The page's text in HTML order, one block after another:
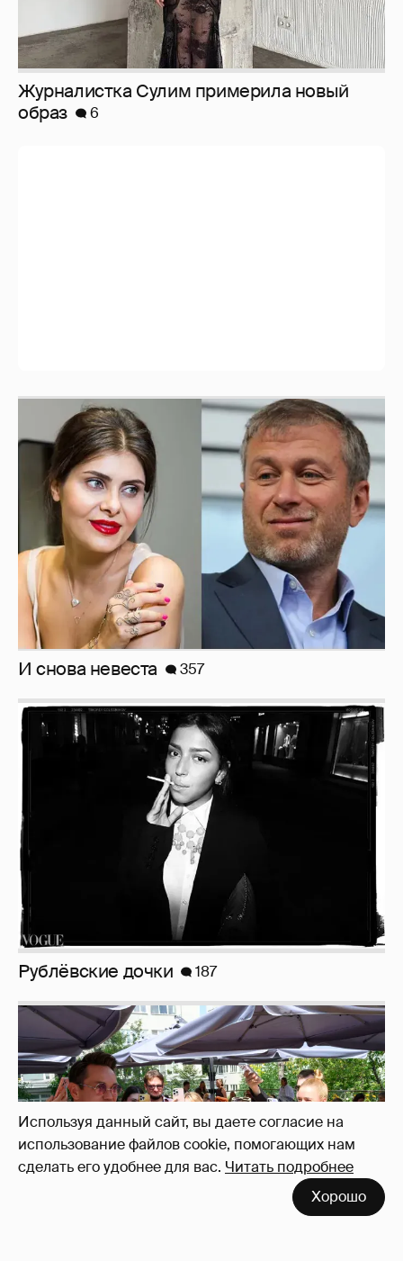
Используя данный сайт, вы даете согласие на
использование файлов cookie, помогающих нам
сделать его удобнее для вас. Читать подробнее
Хорошо
Журналистка Сулим примерила новый
образ
6
И снова невеста 357
Рублёвские дочки 187
Анастасия Гребенкина, Женя Малахова,
Оксана Русланова и другие гости
фестиваля «Баланс вкуса и ритма»:
рассматриваем летние образы